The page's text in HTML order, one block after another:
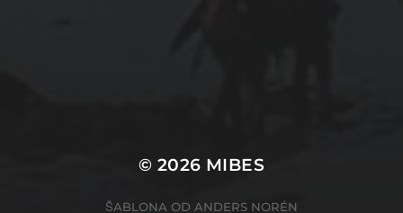
© 2026 MIBES
ŠABLONA OD ANDERS NORÉN